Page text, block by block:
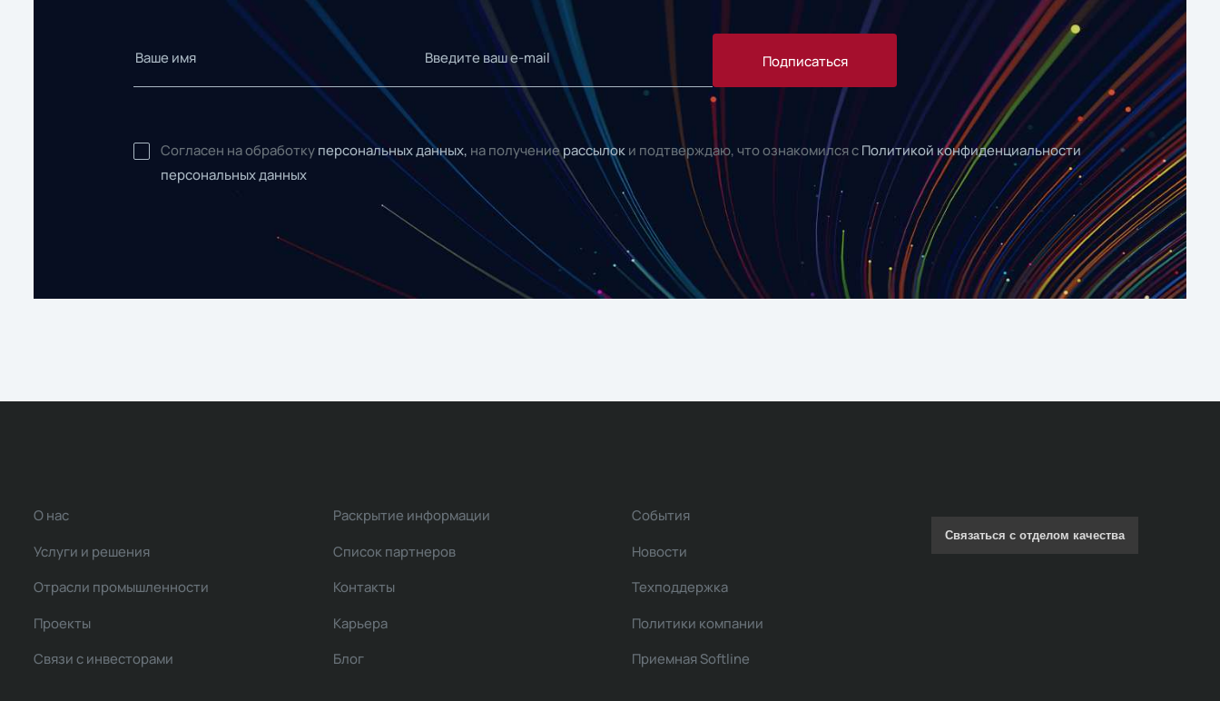
Подписаться
Согласен на обработку персональных данных, на получениерассылок и подтверждаю, что ознакомился с Политикой конфиденциальности
персональных данных
О нас
Услуги и решения
Отрасли промышленности
Проекты
Связи с инвесторами
Раскрытие информации
Список партнеров
Контакты
Карьера
Блог
События
Новости
Техподдержка
Политики компании
Приемная Softline
Связаться с отделом качества